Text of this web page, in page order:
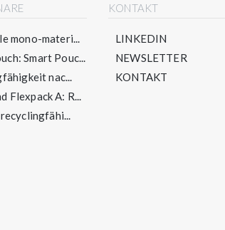
mono-materi...
Smart Pouc...
nac...
Flexpack A: R...
KONTAKT
LINKEDIN
NEWSLETTER
KONTAKT